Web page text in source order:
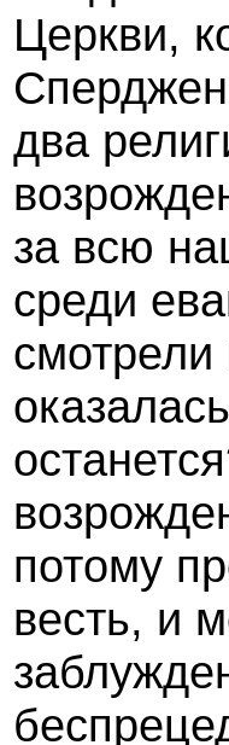
Церкви,
два
за всю
среди
потому
весть, и